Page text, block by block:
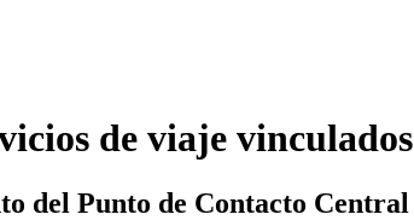
de viaje vinculados
del Punto de Contacto Central